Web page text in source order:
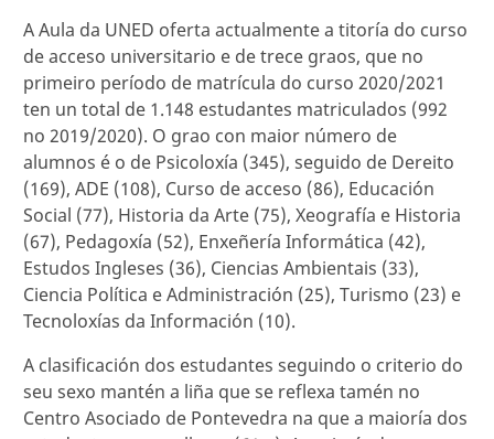
A Aula da UNED oferta actualmente a titoría do curso
de acceso universitario e de trece graos, que no
primeiro período de matrícula do curso 2020/2021
ten un total de 1.148 estudantes matriculados (992
no 2019/2020). O grao con maior número de
alumnos é o de Psicoloxía (345), seguido de Dereito
(169), ADE (108), Curso de acceso (86), Educación
Social (77), Historia da Arte (75), Xeografía e Historia
(67), Pedagoxía (52), Enxeñería Informática (42),
Estudos Ingleses (36), Ciencias Ambientais (33),
Ciencia Política e Administración (25), Turismo (23) e
Tecnoloxías da Información (10).
A clasificación dos estudantes seguindo o criterio do
seu sexo mantén a liña que se reflexa tamén no
Centro Asociado de Pontevedra na que a maioría dos